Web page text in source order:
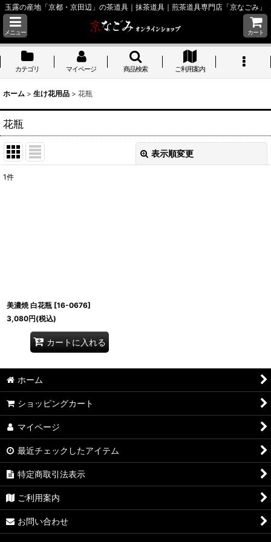
玉露の産地「京都・京田辺」の茶道具｜抹茶道具｜煎茶道具専門店「京なごみ」
メニュー カート
カテゴリ マイページ 商品検索 ご利用案内
ホーム > 生け花用品 > 花瓶
花瓶
表示順変更
1件
美濃焼 白花瓶 [16-0676]
3,080円(税込)
カートに入れる
ホーム
ショッピングカート
マイページ
最近チェックしたアイテム
特定商取引法表示
ご利用案内
お問い合わせ